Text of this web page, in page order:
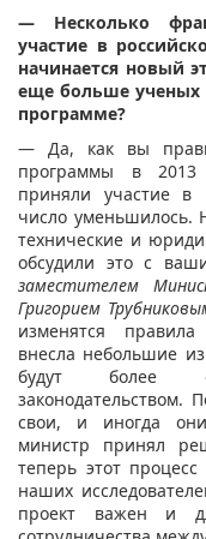
— Несколько
участие в
начинается новый
еще больше ученых
программе?
— Да, как вы
программы в 2013
приняли участие в
число уменьшилось.
технические и
обсудили это с
заместителем
Григорием
изменятся
внесла небольшие
будут более
законодательством.
свои, и иногда
министр принял
теперь этот
наших
проект важен и